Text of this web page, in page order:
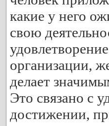
какие у него
свою
организации,
делает
Это связано с
достижении,